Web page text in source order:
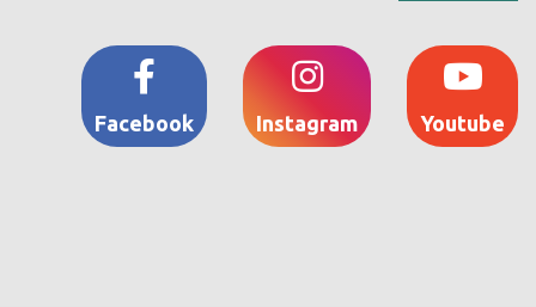
Facebook Instagram Youtube